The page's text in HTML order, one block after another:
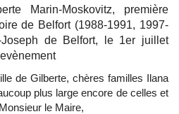
Marin-Moskovitz, première
de Belfort (1988-1991, 1997-
de Belfort, le 1er juillet
de Gilberte, chères familles Ilana
plus large encore de celles et
le Maire,